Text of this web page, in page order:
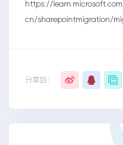
https://
cn/sharepointmigration/
分享到：